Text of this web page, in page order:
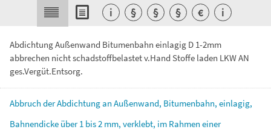
Abdichtung Außenwand Bitumenbahn einlagig D 1-2mm
abbrechen nicht schadstoffbelastet v.Hand Stoffe laden LKW AN
ges.Vergüt.Entsorg.
Abbruch derAbdichtungan Außenwand, Bitumenbahn, einlagig,
Bahnendicke über1 bis2 mm, verklebt, im Rahmen einer
i § § § € i